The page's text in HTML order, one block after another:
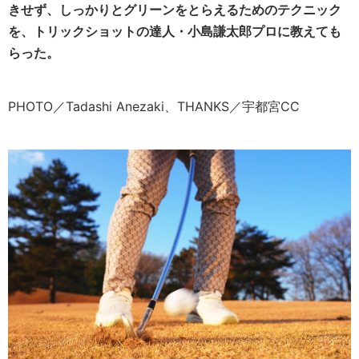
きせず、しっかりとグリーンをとらえるためのテクニック
を、トリックショットの達人・小島謙太郎プロに教えても
らった。
PHOTO／Tadashi Anezaki、THANKS／宇都宮CC